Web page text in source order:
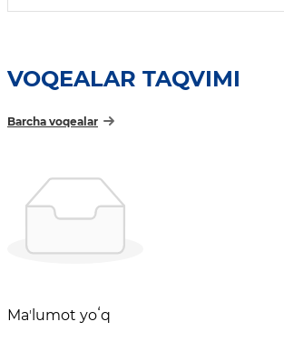
VOQEALAR TAQVIMI
Barcha voqealar
Maʼlumot yoʻq